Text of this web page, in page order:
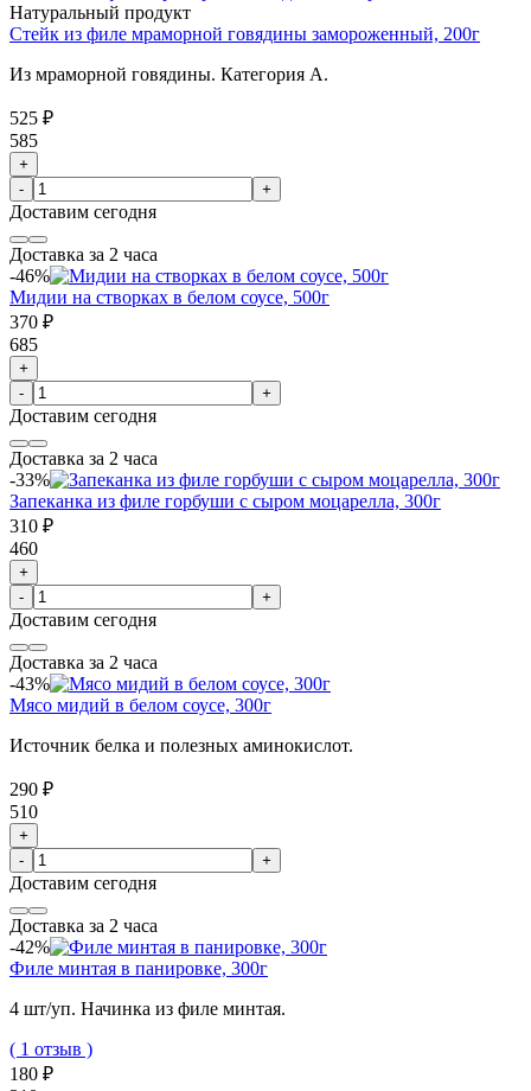
Натуральный продукт
Стейк из филе мраморной говядины замороженный, 200г
Из мраморной говядины. Категория А.
525 ₽
585
+
-
+
Доставим сегодня
Доставка за 2 часа
-46%
Мидии на створках в белом соусе, 500г
370 ₽
685
+
-
+
Доставим сегодня
Доставка за 2 часа
-33%
Запеканка из филе горбуши с сыром моцарелла, 300г
310 ₽
460
+
-
+
Доставим сегодня
Доставка за 2 часа
-43%
Мясо мидий в белом соусе, 300г
Источник белка и полезных аминокислот.
290 ₽
510
+
-
+
Доставим сегодня
Доставка за 2 часа
-42%
Филе минтая в панировке, 300г
4 шт/уп. Начинка из филе минтая.
( 1 отзыв )
180 ₽